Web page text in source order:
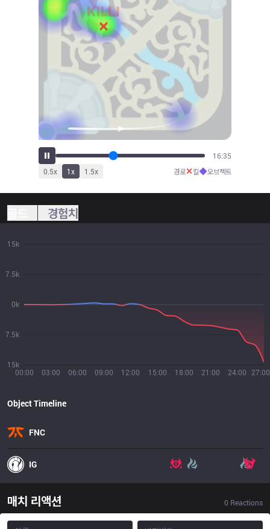
18:23
0.5x 1x 1.5x 경로✕킬◆오브젝트
경험치
00:00 03:00 06:00 09:00 12:00 15:00 18:00 21:00 24:00 27:00
15k
7.5k
0k
7.5k
15k
Object Timeline
FNC
IG
매치 리액션 0 Reactions